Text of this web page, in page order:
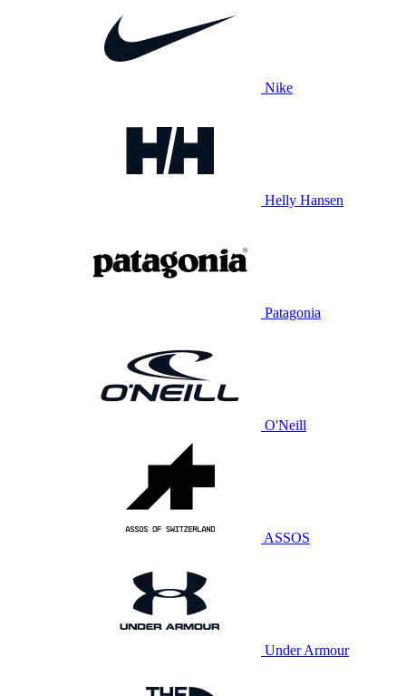
Nike
Helly Hansen
Patagonia
O'Neill
ASSOS
Under Armour